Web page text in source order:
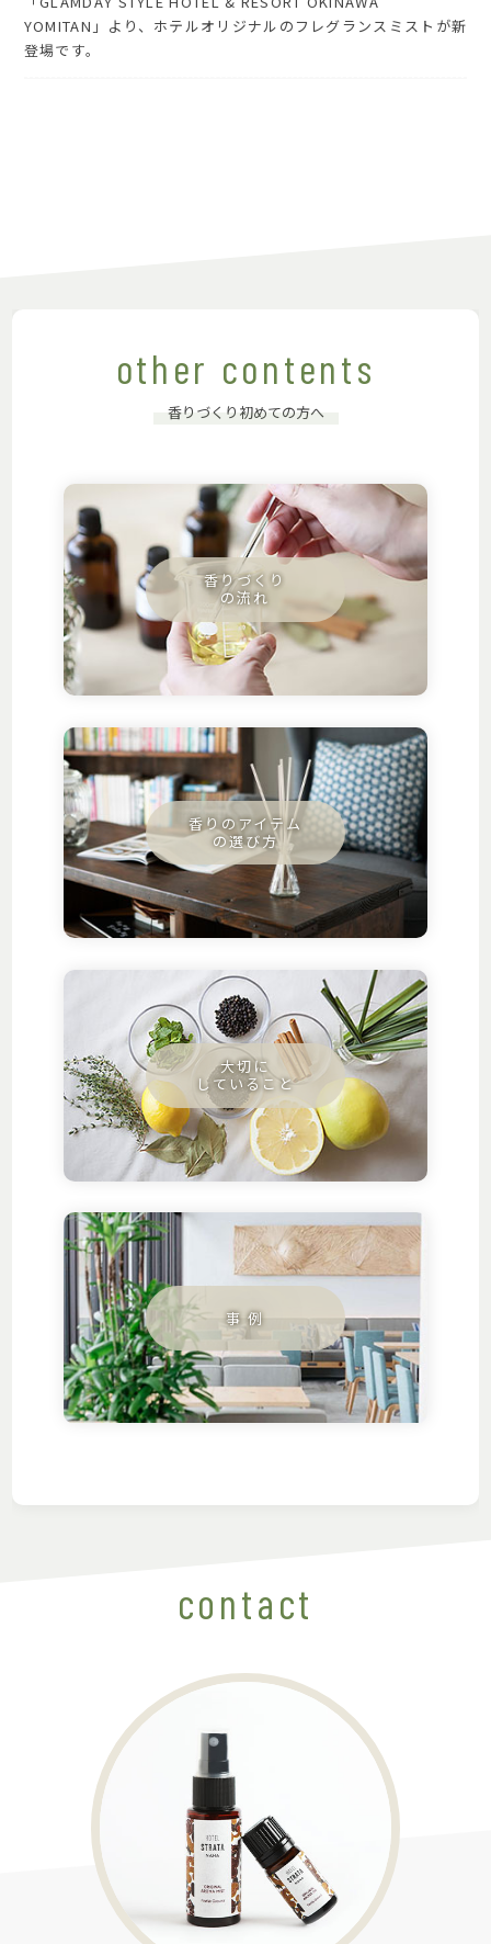
YOMITAN」より、ホテルオリジナルのフレグランスミストが新
登場です。
other contents
香りづくり初めての方へ
contact